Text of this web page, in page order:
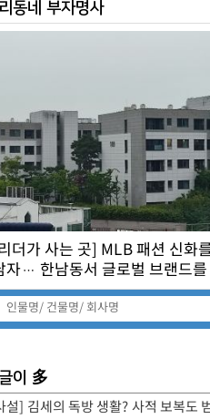
동네 부자명사
더가 사는 곳] MLB 패션 신화
자… 한남동서 글로벌 브랜드를
이 多
설] 김세의 독방 생활? 사적 보복도